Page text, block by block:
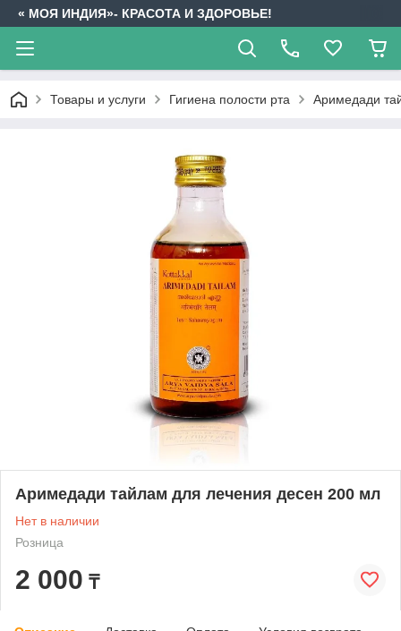
« МОЯ ИНДИЯ»- КРАСОТА И ЗДОРОВЬЕ!
Товары и услуги Гигиена полости рта Аримедади
Аримедади тайлам для лечения десен 200 мл
Нет в наличии
Розница
2 000 ₸